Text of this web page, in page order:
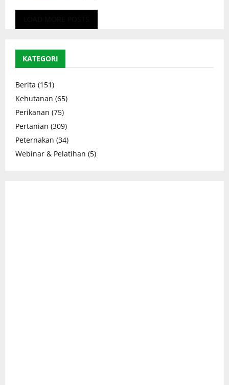
KATEGORI
Berita (151)
Kehutanan (65)
Perikanan (75)
Pertanian (309)
Peternakan (34)
Webinar & Pelatihan (5)